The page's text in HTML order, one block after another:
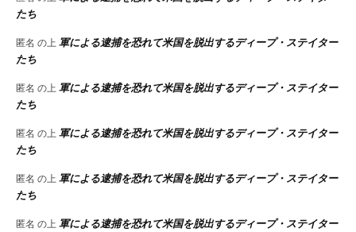
たち
匿名 の上 軍による逮捕を恐れて米国を脱出するディープ・ステイター
たち
匿名 の上 軍による逮捕を恐れて米国を脱出するディープ・ステイター
たち
匿名 の上 軍による逮捕を恐れて米国を脱出するディープ・ステイター
たち
匿名 の上 軍による逮捕を恐れて米国を脱出するディープ・ステイター
たち
匿名 の上 軍による逮捕を恐れて米国を脱出するディープ・ステイター